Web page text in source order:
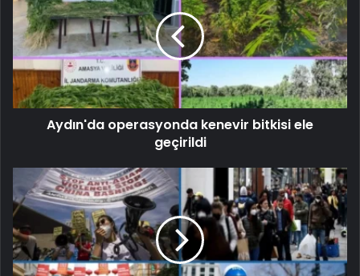
Aydın'da operasyonda kenevir bitkisi ele
geçirildi